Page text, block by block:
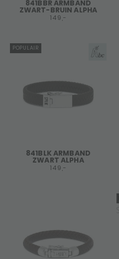
841BBR ARMBAND
ZWART-BRUIN ALPHA
149,-
POPULAIR
841BLK ARMBAND
ZWART ALPHA
149,-